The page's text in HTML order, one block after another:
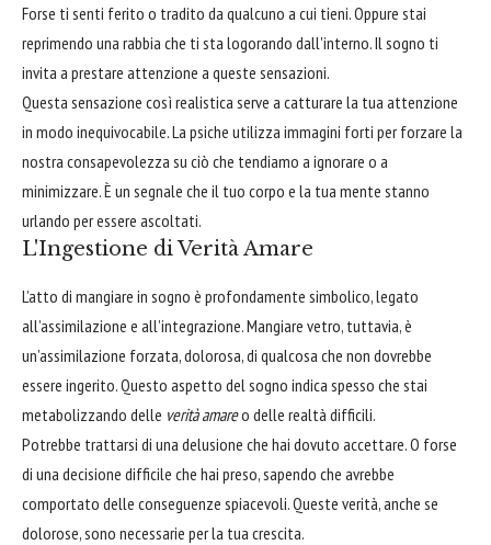
Forse ti senti ferito o tradito da qualcuno a cui tieni. Oppure stai
reprimendo una rabbia che ti sta logorando dall'interno. Il sogno ti
invita a prestare attenzione a queste sensazioni.
Questa sensazione così realistica serve a catturare la tua attenzione
in modo inequivocabile. La psiche utilizza immagini forti per forzare la
nostra consapevolezza su ciò che tendiamo a ignorare o a
minimizzare. È un segnale che il tuo corpo e la tua mente stanno
urlando per essere ascoltati.
L'Ingestione di Verità Amare
L’atto di mangiare in sogno è profondamente simbolico, legato
all’assimilazione e all’integrazione. Mangiare vetro, tuttavia, è
un’assimilazione forzata, dolorosa, di qualcosa che non dovrebbe
essere ingerito. Questo aspetto del sogno indica spesso che stai
metabolizzando delle verità amareo delle realtà difficili.
Potrebbe trattarsi di una delusione che hai dovuto accettare. O forse
di una decisione difficile che hai preso, sapendo che avrebbe
comportato delle conseguenze spiacevoli. Queste verità, anche se
dolorose, sono necessarie per la tua crescita.